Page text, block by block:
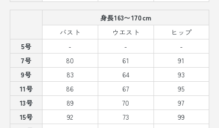
身長163〜170cm
バスト
ウエスト
ヒップ
5号
- -
-
7号
80 61
91
9号
83 64
93
11号
86 67
95
13号
89 70
97
15号
92 73
99